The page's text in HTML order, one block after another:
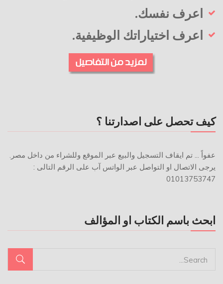
كيف تحصل على اصدارتنا ؟
عفواً ... تم ايقاف التسجيل والبيع عبر الموقع وللشراء من داخل مصر.
يرجى الاتصال او التواصل عبر الواتس آب على الرقم التالى :
01013753747
ابحث باسم الكتاب او المؤالف
اعرف نفسك.
اعرف اختياراتك الوظيفية.